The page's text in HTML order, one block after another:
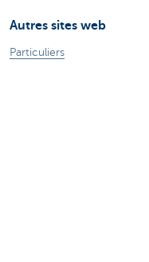
Autres sites web
Particuliers